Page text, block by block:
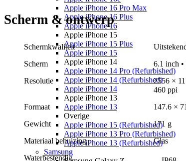
Apple iPhone 16 Pro Max
Apple iPhone 16 Plus
Apple iPhone 16
Apple iPhone 15
Apple iPhone 15 Plus
Apple iPhone 15
Apple iPhone 14
Apple iPhone 14 Pro (Refurbished)
Apple iPhone 14 (Refurbished)
Apple iPhone 14
Apple iPhone 13
Apple iPhone 13
Overige
Apple iPhone 15 (Refurbished)
Apple iPhone 13 Pro (Refurbished)
Apple iPhone 13 (Refurbished)
Samsung
Scherm & ontwerp
Schermkwaliteit
Scherm
6.1 inch
Resolutie
2556 ×
460 ppi
Formaat
147.6 ×
Gewicht
171 g
Materiaal behuizing
Glas
Waterbestendig